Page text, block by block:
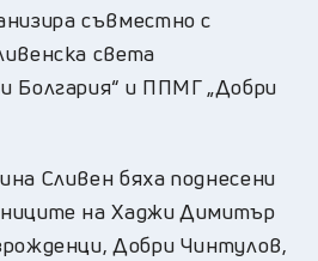
съвместно с
света
Болгария“ и ППМГ „Добри
Сливен бяха поднесени
на Хаджи Димитър
Добри Чинтулов,